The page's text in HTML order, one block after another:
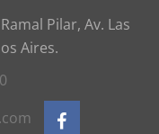
Pilar, Av. Las
Aires.